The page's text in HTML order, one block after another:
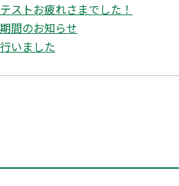
ストお疲れさまでした！
間のお知らせ
いました